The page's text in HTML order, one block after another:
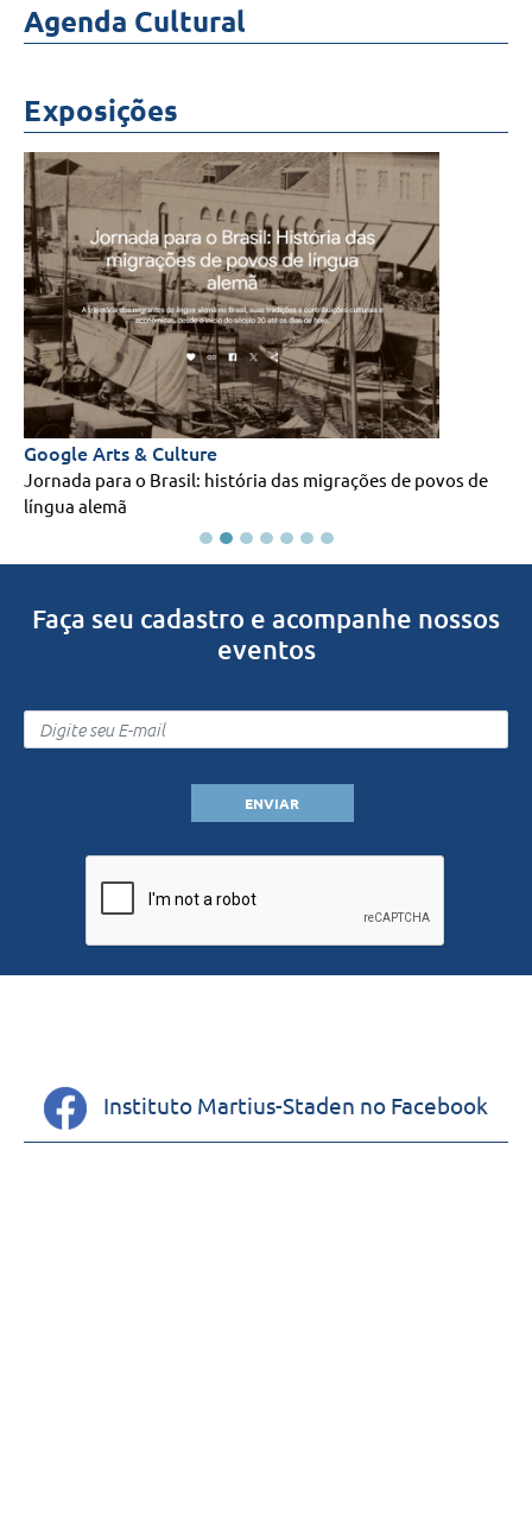
APOIE
ACERVO
PESQUISE
E
EXPLORE
GENEALOGIA
IMIGRAÇÃO
ALEMÃ
NORMAS
DE
UTILIZAÇÃO
EXPOSIÇÕES
NOSSAS
PUBLICAÇÕES
PUBLICAÇÕES
CONTATO
Agenda Cultural
Exposições
Google Arts & Culture
Jornada para o Brasil: história das migrações de povos de
língua alemã
Faça seu cadastro e acompanhe nossos
eventos
ENVIAR
Instituto Martius-Staden no Facebook